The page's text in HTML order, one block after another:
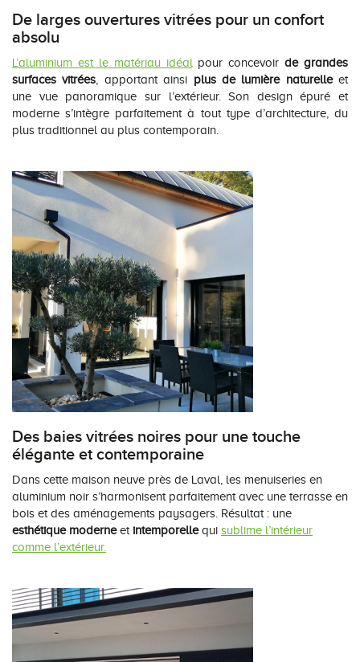
De larges ouvertures vitrées pour un confort
absolu
L’aluminium est le matériau idéal pour concevoirde grandes
surfaces vitrées , apportant ainsi plus de lumière naturelleet
une vue panoramique sur l’extérieur. Son design épuré et
moderne s’intègre parfaitement à tout type d’architecture, du
plus traditionnel au plus contemporain.
Des baies vitrées noires pour une touche
élégante et contemporaine
Dans cette maison neuve près de Laval, les menuiseries en
aluminium noir s’harmonisent parfaitement avec une terrasse en
bois et des aménagements paysagers. Résultat : une
esthétique moderneet intemporellequi sublime l’intérieur
comme l’extérieur.